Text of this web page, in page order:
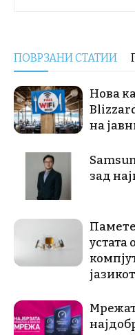
ПОВРЗАНИ СТАТИИ
Нова
на
зад
устата
јазикот